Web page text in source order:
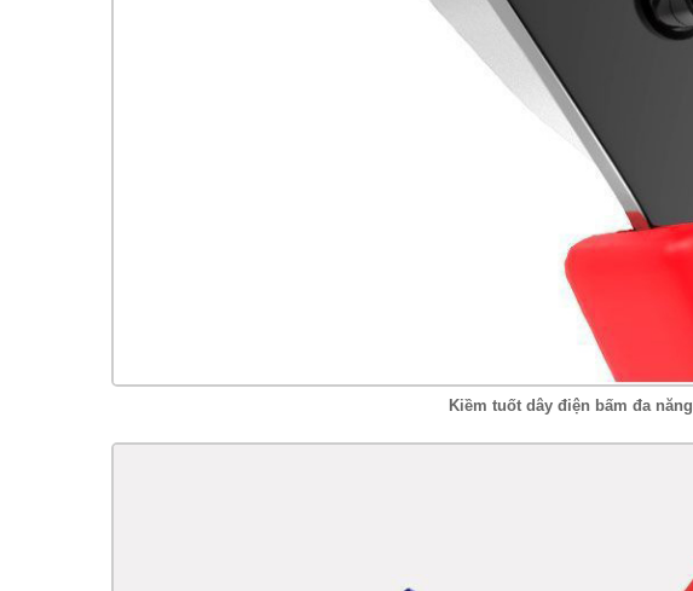
Kiềm tuốt dây điện bấm đa năng